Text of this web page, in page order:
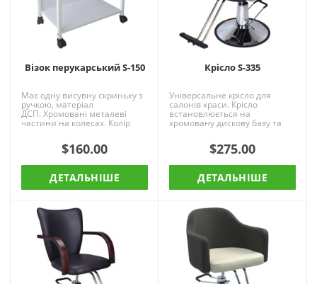
Візок перукарський S-150
Має одну висувну скриньку з
ручкою, матеріал
ДСП. Хромовані металеві
частини на колесах. Колір
білий. Розміри: 64*42*79 см...
$160.00
ДЕТАЛЬНІШЕ
Крісло S-335
Універсальне крісло для
салонів краси. Крісло
встановлюється на
хромовану дискову базу та
комплектується гідравлічним
підйомником. Регульований
$275.00
ДЕТАЛЬНІШЕ